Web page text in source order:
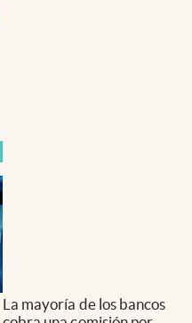
La mayoría de los bancos